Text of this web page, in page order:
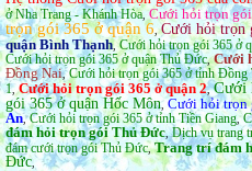
ở Nha Trang - Khánh Hòa ,Cưới hỏi trọn
trọn gói 365 ở quận 6,Cưới hỏi trọn
quận Bình Thạnh,Cưới hỏi trọn gói 365 ở
Cưới hỏi trọn gói 365 ở quận Thủ Đức,Cưới
Đồng Nai,Cưới hỏi trọn gói 365 ở tỉnh Đồng
1,Cưới hỏi trọn gói 365 ở quận 2,Cưới
gói 365 ở quận Hốc Môn, Cưới hỏi trọn
An,Cưới hỏi trọn gói 365 ở tỉnh Tiền Giang,
đám hỏi trọn gói Thủ Đức,Dịch vụ trang
đám cưới trọn gói Thủ Đức,Trang trí đám
Đức